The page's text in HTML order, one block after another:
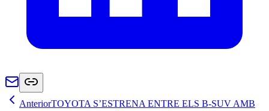
AnteriorTOYOTA S’ESTRENA ENTRE ELS B-SUV AMB